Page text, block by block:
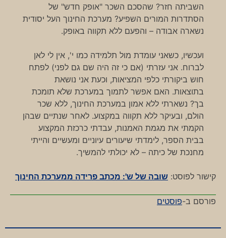
השביתה חזר? שהסכם השכר "אופק חדש" של
הסתדרות המורים השפיע? מערכת החינוך העל יסודית
נשארה אבודה – והפעם ללא תקווה באופק.
ועכשיו, כשאני עומדת מול תלמידה כמו י', אין לי לאן
לברוח. אני עזרתי (אם כי זה היה שם גם לפני) לפתח
חוש ביקורתי כלפי המציאות, וכעת אני נושאת
בתוצאות. האם אפשר לתמוך במערכת שלא תומכת
בך? נשארתי ללא אמון במערכת החינוך, ללא שכר
הולם, ובעיקר ללא תקווה במקצוע. לאחר שנתיים שבהן
הקמתי את מגמת האמנות, עבדתי כרכזת המקצוע
בבית הספר, לימדתי שיעורים עיוניים ומעשיים והייתי
מחנכת של כיתה – לא יכולתי להמשיך.
קישור לפוסט: שובה של ש': מכתב פרידה ממערכת החינוך
פורסם ב-פוסטים